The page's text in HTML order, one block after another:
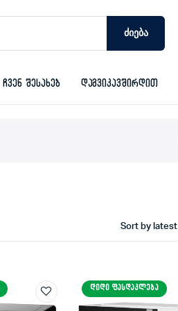
Ძიება
ჩვენ შესახებ დაგვიკავშირდით
Sort by latest
ᲓᲘᲓᲘ ᲤᲐᲡᲓᲐᲙᲚᲔᲑᲐ